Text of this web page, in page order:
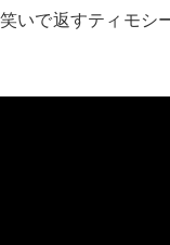
いで返すティモシ